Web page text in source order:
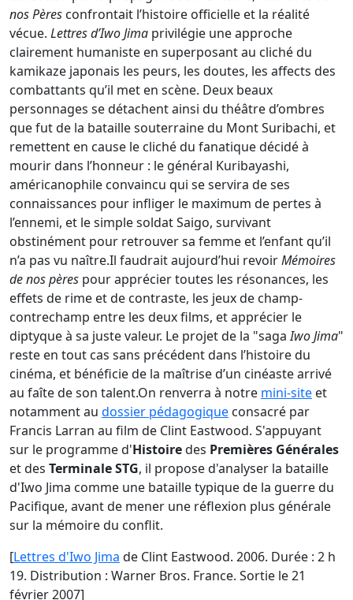
nos Pères confrontait l’histoire officielle et la réalité
vécue. Lettres d’Iwo Jima privilégie une approche
clairement humaniste en superposant au cliché du
kamikaze japonais les peurs, les doutes, les affects des
combattants qu’il met en scène. Deux beaux
personnages se détachent ainsi du théâtre d’ombres
que fut de la bataille souterraine du Mont Suribachi, et
remettent en cause le cliché du fanatique décidé à
mourir dans l’honneur : le général Kuribayashi,
américanophile convaincu qui se servira de ses
connaissances pour infliger le maximum de pertes à
l’ennemi, et le simple soldat Saigo, survivant
obstinément pour retrouver sa femme et l’enfant qu’il
n’a pas vu naître.Il faudrait aujourd’hui revoirMémoires
de nos pères pour apprécier toutes les résonances, les
effets de rime et de contraste, les jeux de champ-
contrechamp entre les deux films, et apprécier le
diptyque à sa juste valeur. Le projet de la "sagaIwo Jima"
reste en tout cas sans précédent dans l’histoire du
cinéma, et bénéficie de la maîtrise d’un cinéaste arrivé
au faîte de son talent.On renverra à notre mini-site et
notamment au dossier pédagogique consacré par
Francis Larran au film de Clint Eastwood. S'appuyant
sur le programme d'Histoiredes Premières Générales
et des Terminale STG, il propose d'analyser la bataille
d'Iwo Jima comme une bataille typique de la guerre du
Pacifique, avant de mener une réflexion plus générale
sur la mémoire du conflit.
[Lettres d'Iwo Jima de Clint Eastwood. 2006. Durée : 2 h
19. Distribution : Warner Bros. France. Sortie le 21
février 2007]